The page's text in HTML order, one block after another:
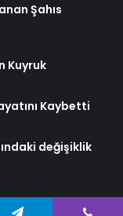
Şahıs
Kuyruk
Kaybetti
değişiklik